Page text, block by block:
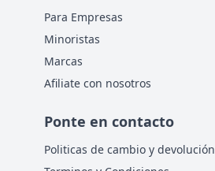
Para Empresas
Minoristas
Marcas
Afiliate con nosotros
Ponte en contacto
Politicas de cambio y devolución